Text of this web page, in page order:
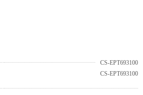
CS-EPT693100
CS-EPT693100